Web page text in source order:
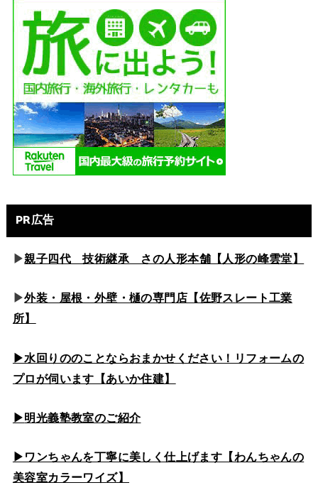
PR広告
▶親子四代 技術継承 さの人形本舗【人形の峰雲堂】
▶外装・屋根・外壁・樋の専門店【佐野スレート工業
所】
▶水回りののことならおまかせください！リフォームの
プロが伺います【あいか住建】
▶明光義塾教室のご紹介
▶ワンちゃんを丁寧に美しく仕上げます【わんちゃんの
美容室カラーワイズ】